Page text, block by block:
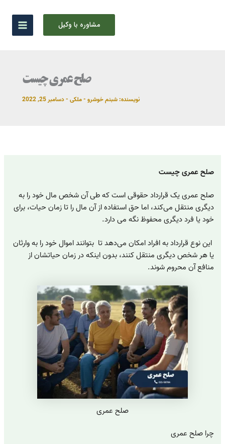
مشاوره با وکیل
صلح عمری چیست
نویسنده: شبنم خوشرو -ملکی -دسامبر 25, 2022
صلح عمری چیست
صلح عمری یک قرارداد حقوقی است که طی آن شخص مال خود را به
دیگری منتقل می‌کند، اما حق استفاده از آن مال را تا زمان حیات، برای
خود یا فرد دیگری محفوظ نگه می دارد.
این نوع قرارداد به افراد امکان می‌دهد تا بتوانند اموال خود را به وارثان
یا هر شخص دیگری منتقل کنند، بدون اینکه در زمان حیاتشان از
منافع آن محروم شوند.
صلح عمری
چرا صلح عمری